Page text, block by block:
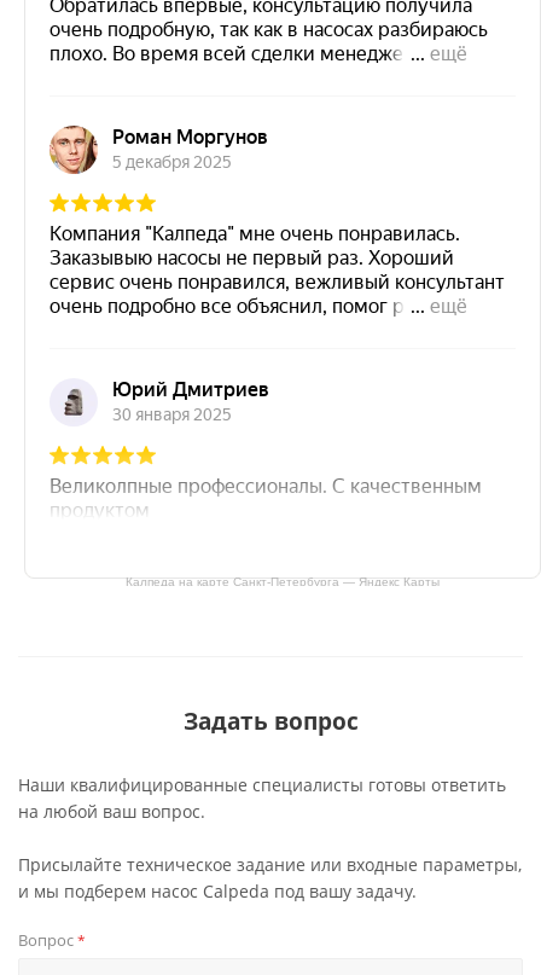
Калпеда на карте Санкт‑Петербурга — Яндекс Карты
Задать вопрос
Наши квалифицированные специалисты готовы ответить
на любой ваш вопрос.
Присылайте техническое задание или входные параметры,
и мы подберем насос Calpeda под вашу задачу.
Вопрос*